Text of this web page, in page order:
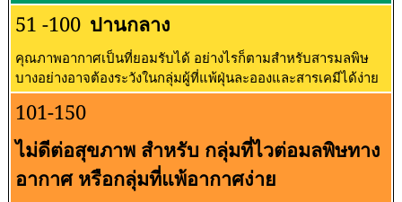
51 -100 ปานกลาง
คุณภาพอากาศเป็นที่ยอมรับได้ อย่างไรก็ตามสำหรับสารมลพิษ
บางอย่างอาจต้องระวังในกลุ่มผู้ที่แพ้ฝุ่นละอองและสารเคมีได้ง่าย
101-150
ไม่ดีต่อสุขภาพ สำหรับ กลุ่มที่ไวต่อมลพิษทาง
อากาศ หรือกลุ่มที่แพ้อากาศง่าย